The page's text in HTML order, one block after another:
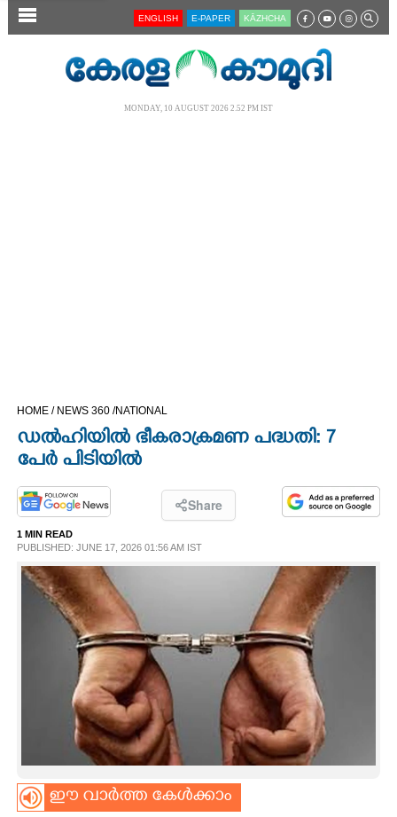
SECTIONS
CINEMA
OPINION
PHOTOS
LIFESTYLE
SPIRITUAL
ENGLISH E-PAPER KĀZHCHA
MONDAY, 10 AUGUST 2026 2.52 PM IST
HOME / NEWS 360 /NATIONAL
ഡൽഹിയിൽ ഭീകരാക്രമണ പദ്ധതി: 7
പേർ പിടിയിൽ
Share
1 MIN READ
PUBLISHED: JUNE 17, 2026 01:56 AM IST
ഈ വാർത്ത കേൾക്കാം